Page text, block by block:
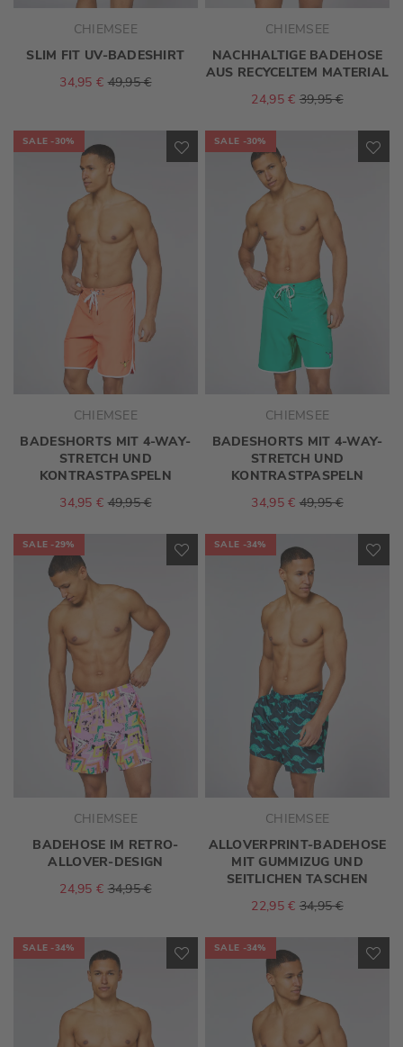
CHIEMSEE
SLIM FIT UV-BADESHIRT
34,95 € 49,95 €
CHIEMSEE
NACHHALTIGE BADEHOSE
AUS RECYCELTEM MATERIAL
24,95 € 39,95 €
SALE -30%
ZUR
WUNSCHLISTE
HINZUFÜGEN
CHIEMSEE
BADESHORTS MIT 4-WAY-
STRETCH UND
KONTRASTPASPELN
34,95 € 49,95 €
SALE -30%
CHIEMSEE
BADESHORTS MIT 4-WAY-
STRETCH UND
KONTRASTPASPELN
34,95 € 49,95 €
SALE -29%
ZUR
WUNSCHLISTE
HINZUFÜGEN
CHIEMSEE
BADEHOSE IM RETRO-
ALLOVER-DESIGN
24,95 € 34,95 €
SALE -34%
CHIEMSEE
ALLOVERPRINT-BADEHOSE
MIT GUMMIZUG UND
SEITLICHEN TASCHEN
22,95 € 34,95 €
SALE -34%
ZUR
WUNSCHLISTE
HINZUFÜGEN
SALE -34%